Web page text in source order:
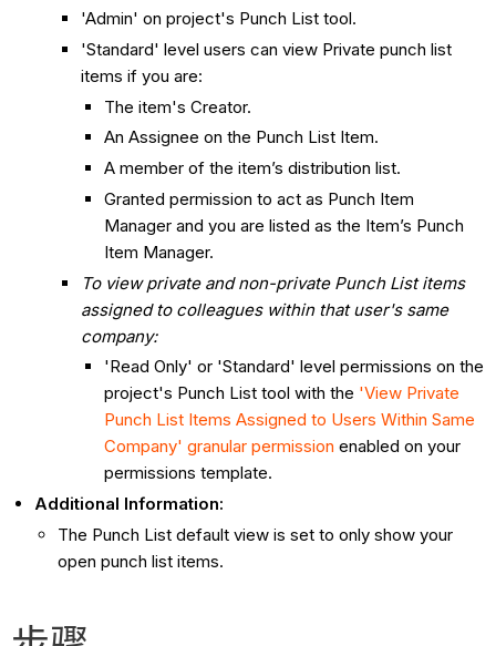
'Admin' on project's Punch List tool.
'Standard' level users can view Private punch list
items if you are:
The item's Creator.
An Assignee on the Punch List Item.
A member of the item’s distribution list.
Granted permission to act as Punch Item
Manager and you are listed as the Item’s Punch
Item Manager.
To view private and non-private Punch List items
assigned to colleagues within that user's same
company:
'Read Only' or 'Standard' level permissions on the
project's Punch List tool with the 'View Private
Punch List Items Assigned to Users Within Same
Company' granular permissionenabled on your
permissions template.
Additional Information:
The Punch List default view is set to only show your
open punch list items.